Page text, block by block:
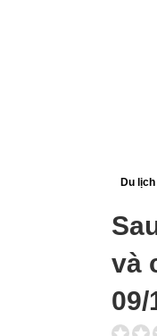
Du lịch
và
09/